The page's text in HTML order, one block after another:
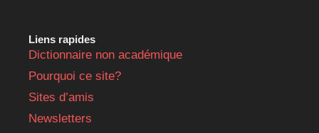
Liens rapides
Dictionnaire non académique
Pourquoi ce site?
Sites d’amis
Newsletters